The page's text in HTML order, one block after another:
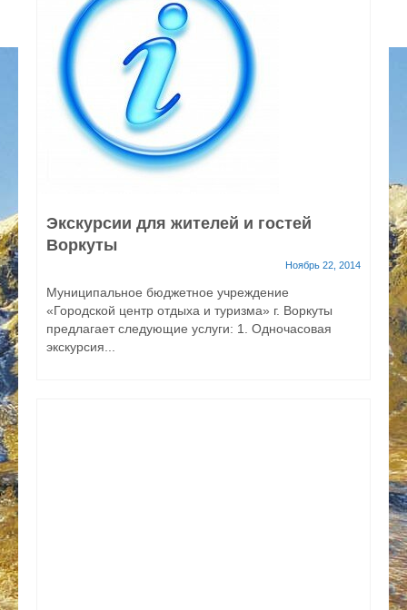
Экскурсии для жителей и гостей
Воркуты
Ноябрь 22, 2014
Муниципальное бюджетное учреждение
«Городской центр отдыха и туризма» г. Воркуты
предлагает следующие услуги: 1. Одночасовая
экскурсия...